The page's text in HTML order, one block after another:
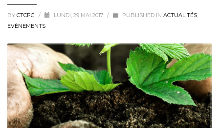
BY CTCPG / LUNDI, 29 MAI 2017 / PUBLISHED IN ACTUALITÉS,
EVÈNEMENTS